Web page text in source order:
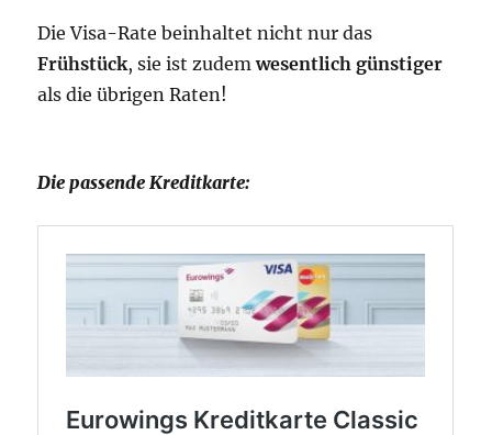
Die Visa-Rate beinhaltet nicht nur das
Frühstück, sie ist zudemwesentlich günstiger
als die übrigen Raten!
Die passende Kreditkarte: